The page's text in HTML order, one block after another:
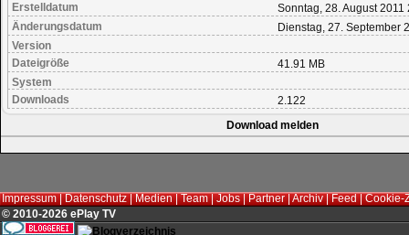
Erstelldatum
Sonntag, 28. August 2011
Änderungsdatum
Dienstag, 27. September
Version
Dateigröße
41.91 MB
System
Downloads
2.122
Download melden
Impressum|Datenschutz|Medien|Team|Jobs|Partner|Archiv|Feed|Cookie-
© 2010-2026 ePlay TV